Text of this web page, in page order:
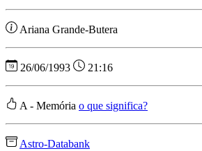
Ariana Grande-Butera
26/06/1993 21:16
A - Memória o que significa?
Astro-Databank